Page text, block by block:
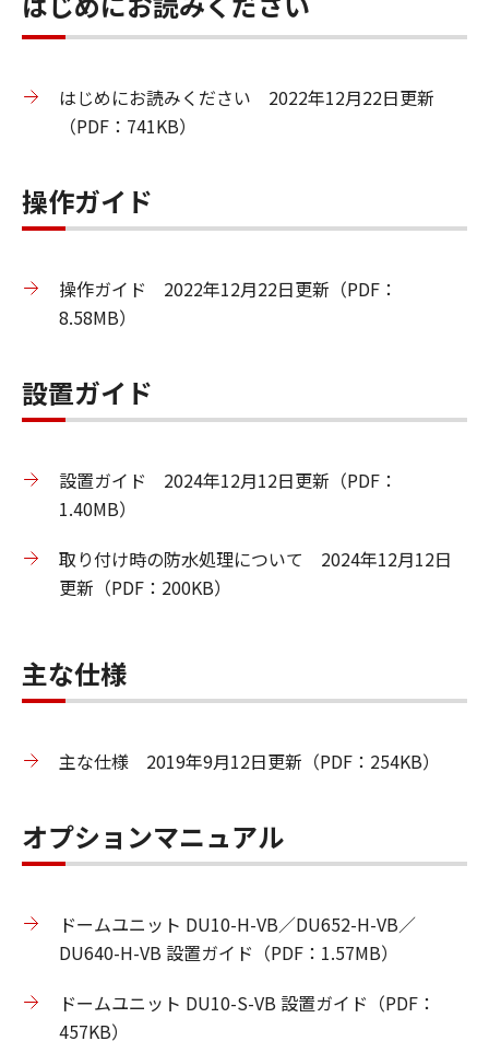
はじめにお読みください 2022年12月22日更新
（PDF：741KB）
操作ガイド
操作ガイド 2022年12月22日更新（PDF：
8.58MB）
設置ガイド
設置ガイド 2024年12月12日更新（PDF：
1.40MB）
取り付け時の防水処理について 2024年12月12日
更新（PDF：200KB）
主な仕様
主な仕様 2019年9月12日更新（PDF：254KB）
オプションマニュアル
ドームユニット DU10-H-VB／DU652-H-VB／
DU640-H-VB 設置ガイド（PDF：1.57MB）
ドームユニット DU10-S-VB 設置ガイド（PDF：
457KB）